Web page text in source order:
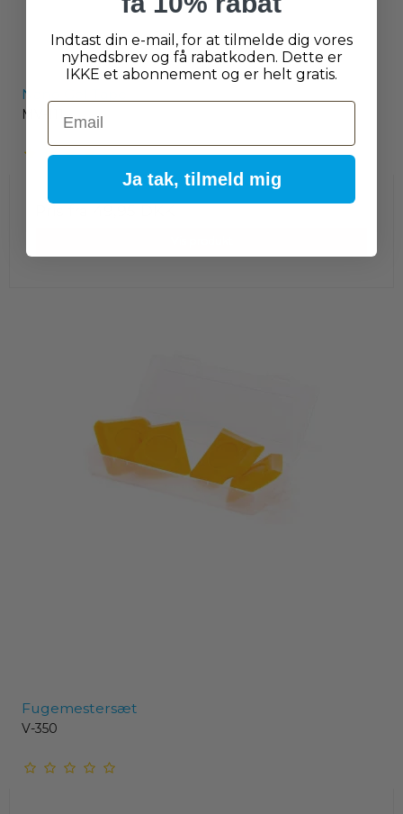
Nano Gel Tape
MV-111
Fugemestersæt
V-350
Indtast din e-mail, for at tilmelde dig vores
nyhedsbrev og få rabatkoden. Dette er
IKKE et abonnement og er helt gratis.
Email
Ja tak, tilmeld mig